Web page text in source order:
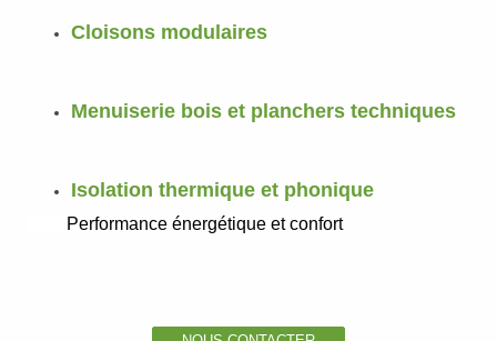
Cloisons modulaires
Menuiserie bois et planchers techniques
Isolation thermique et phonique
Performance énergétique et confort